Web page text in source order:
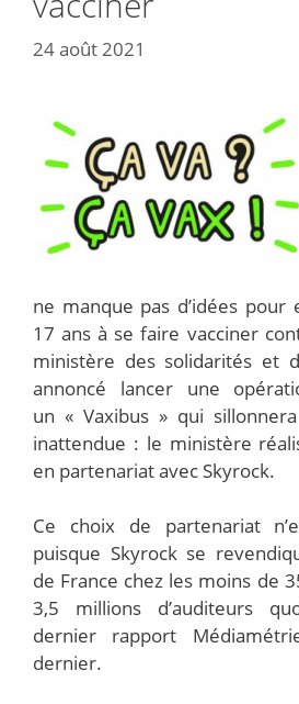
24 août 2021
ne manque pas d’idées pour
17 ans à se faire vacciner
ministère des solidarités et
annoncé lancer une
un « Vaxibus » qui
inattendue : le ministère
en partenariat avec Skyrock.
Ce choix de partenariat
puisque Skyrock se
de France chez les moins de
3,5 millions d’auditeurs
dernier rapport
dernier.